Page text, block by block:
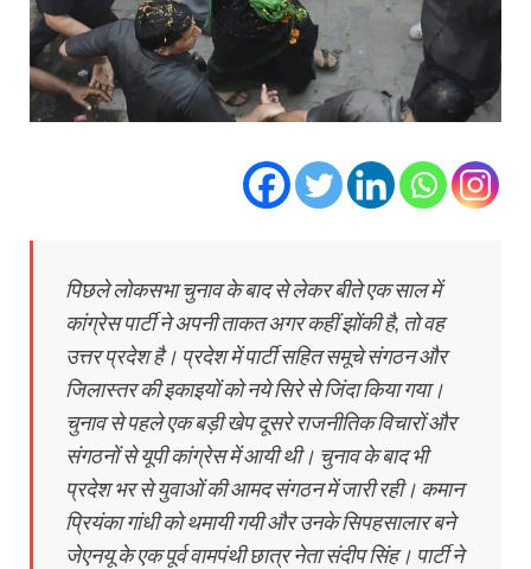
पिछले लोकसभा चुनाव के बाद से लेकर बीते एक साल में
कांग्रेस पार्टी ने अपनी ताकत अगर कहीं झोंकी है, तो वह
उत्तर प्रदेश है। प्रदेश में पार्टी सहित समूचे संगठन और
जिलास्तर की इकाइयों को नये सिरे से जिंदा किया गया।
चुनाव से पहले एक बड़ी खेप दूसरे राजनीतिक विचारों और
संगठनों से यूपी कांग्रेस में आयी थी। चुनाव के बाद भी
प्रदेश भर से युवाओं की आमद संगठन में जारी रही। कमान
प्रियंका गांधी को थमायी गयी और उनके सिपहसालार बने
जेएनयू के एक पूर्व वामपंथी छात्र नेता संदीप सिंह। पार्टी ने